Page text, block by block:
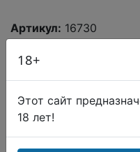
Артикул: 16730
18+
Этот сайт
18 лет!